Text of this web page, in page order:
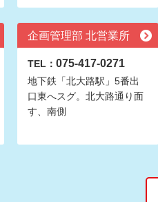
企画管理部 北営業所
TEL： 075-417-0271
地下鉄「北大路駅」5番出
口東へスグ。北大路通り面
す、南側